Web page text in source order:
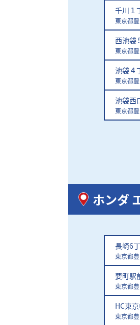
千川１
東京都
西池袋
東京都
池袋４
東京都
池袋西
東京都
ホンダ
長崎6
東京都
要町駅
東京都
HC東
東京都